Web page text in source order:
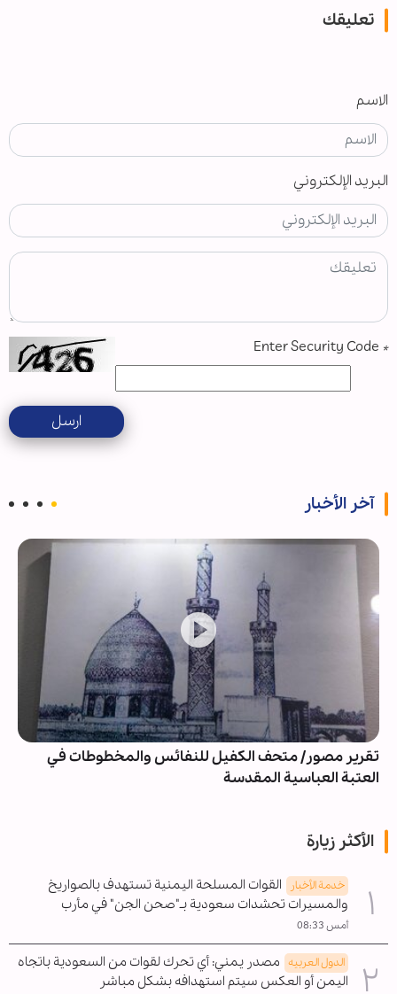
تعليقك
الاسم
البريد الإلكتروني
*
ارسل
آخر الأخبار
تقرير مصور/ متحف الكفيل للنفائس والمخطوطات في
العتبة العباسية المقدسة
الأكثر زيارة
خدمة الأخبار
القوات المسلحة اليمنية تستهدف بالصواريخ
والمسيرات تحشدات سعودية بـ"صحن الجن" في مأرب
أمس 08:33
الدول العربیه مصدر يمني: أي تحرك لقوات من السعودية باتجاه
اليمن أو العكس سيتم استهدافه بشكل مباشر